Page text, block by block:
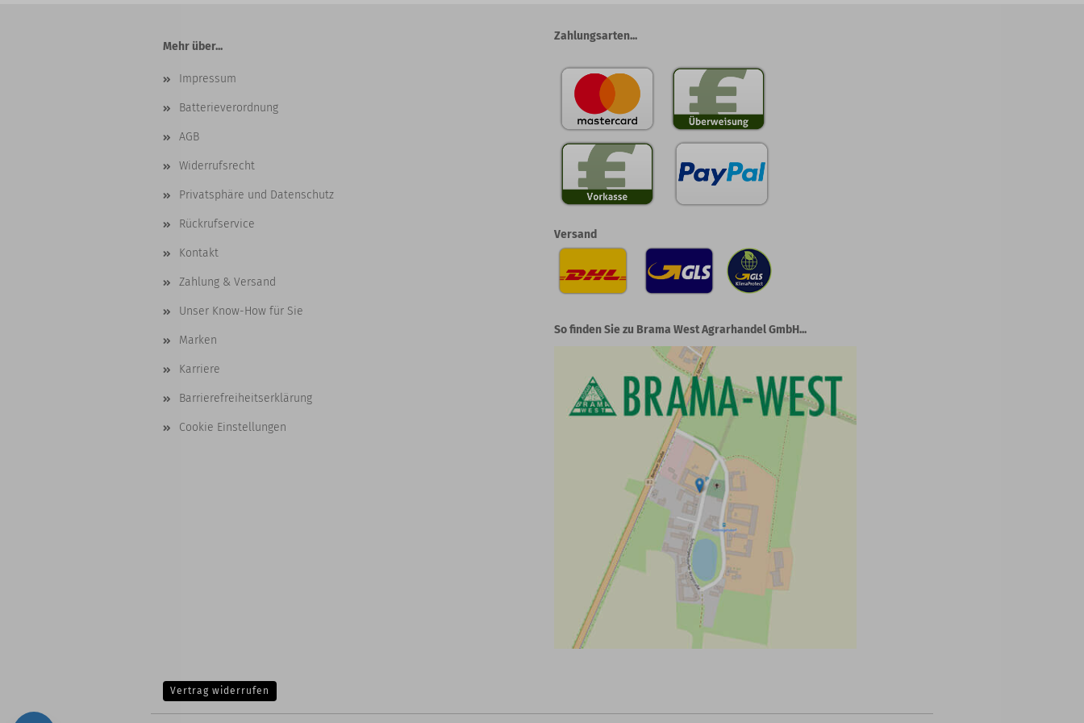
Mehr über...
Impressum
Batterieverordnung
AGB
Widerrufsrecht
Privatsphäre und Datenschutz
Rückrufservice
Kontakt
Zahlung & Versand
Unser Know-How für Sie
Marken
Karriere
Barrierefreiheitserklärung
Cookie Einstellungen
Zahlungsarten...
Versand
So finden Sie zu Brama West Agrarhandel GmbH...
Vertrag widerrufen